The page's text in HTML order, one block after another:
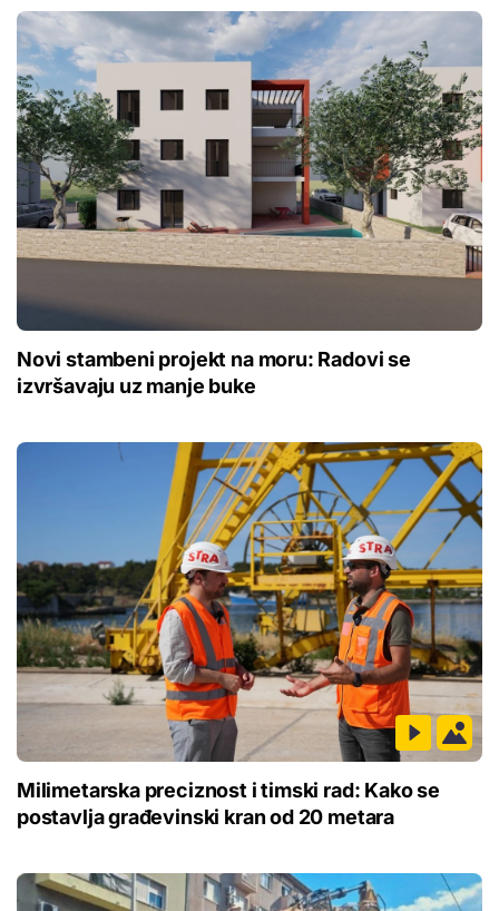
Novi stambeni projekt na moru: Radovi se
izvršavaju uz manje buke
Milimetarska preciznost i timski rad: Kako se
postavlja građevinski kran od 20 metara